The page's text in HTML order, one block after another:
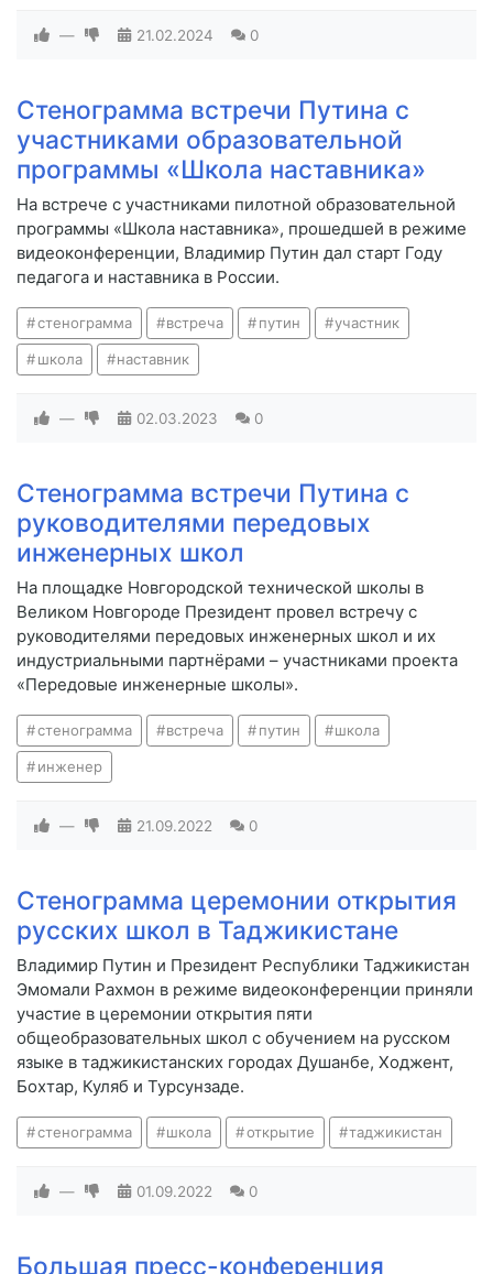
— 21.02.2024 0
Стенограмма встречи Путина с
участниками образовательной
программы «Школа наставника»
На встрече с участниками пилотной образовательной
программы «Школа наставника», прошедшей в режиме
видеоконференции, Владимир Путин дал старт Году
педагога и наставника в России.
стенограмма встреча путин участник
школа наставник
— 02.03.2023 0
Стенограмма встречи Путина с
руководителями передовых
инженерных школ
На площадке Новгородской технической школы в
Великом Новгороде Президент провел встречу с
руководителями передовых инженерных школ и их
индустриальными партнёрами – участниками проекта
«Передовые инженерные школы».
стенограмма встреча путин школа
инженер
— 21.09.2022 0
Стенограмма церемонии открытия
русских школ в Таджикистане
Владимир Путин и Президент Республики Таджикистан
Эмомали Рахмон в режиме видеоконференции приняли
участие в церемонии открытия пяти
общеобразовательных школ с обучением на русском
языке в таджикистанских городах Душанбе, Ходжент,
Бохтар, Куляб и Турсунзаде.
стенограмма школа открытие таджикистан
— 01.09.2022 0
Большая пресс-конференция